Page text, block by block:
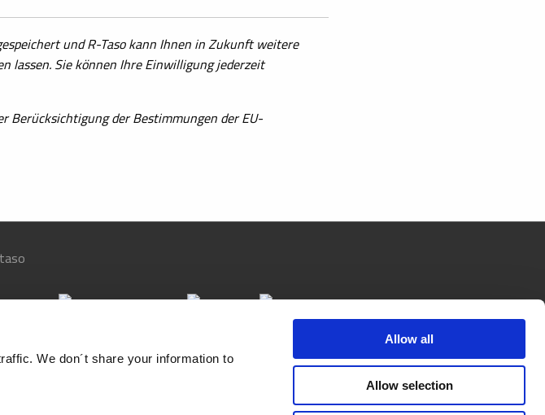
We don´t share your information to
Allow all
Allow selection
und R-Taso kann Ihnen in Zukunft weitere
lassen. Sie können Ihre Einwilligung jederzeit
Berücksichtigung der Bestimmungen der EU-
FI-92120 Raahe
Newsletter